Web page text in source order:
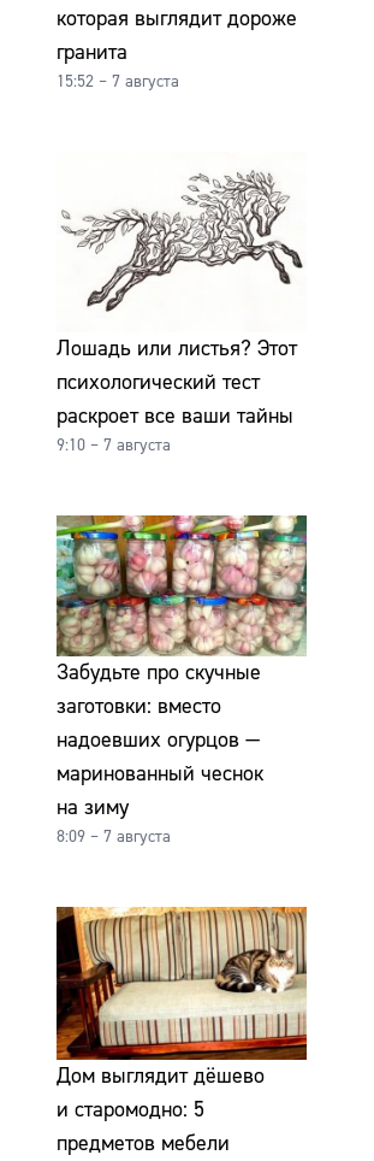
которая выглядит дороже
гранита
15:52 – 7 августа
Лошадь или листья? Этот
психологический тест
раскроет все ваши тайны
9:10 – 7 августа
Забудьте про скучные
заготовки: вместо
надоевших огурцов —
маринованный чеснок
на зиму
8:09 – 7 августа
Дом выглядит дёшево
и старомодно: 5
предметов мебели